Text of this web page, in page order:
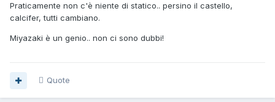
Praticamente non c'è niente di statico.. persino il castello,
calcifer, tutti cambiano.
Miyazaki è un genio.. non ci sono dubbi!
Quote